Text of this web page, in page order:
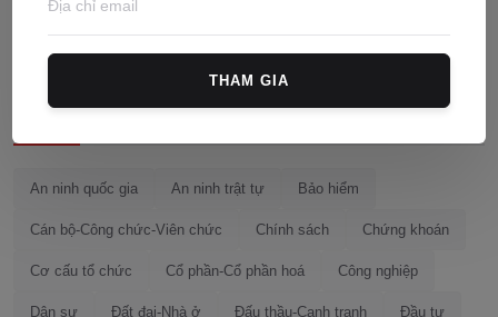
An ninh quốc gia An ninh trật tự Bảo hiểm
Cán bộ-Công chức-Viên chức Chính sách Chứng khoán
Cơ cấu tổ chức Cổ phần-Cổ phần hoá Công nghiệp
Dân sự Đất đai-Nhà ở Đấu thầu-Cạnh tranh Đầu tư
THAM GIA